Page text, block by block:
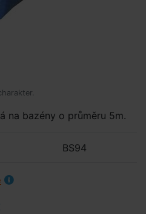
na bazény o průměru 5m.
BS94